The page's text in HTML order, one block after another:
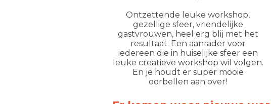
Ontzettende leuke workshop,
gezellige sfeer, vriendelijke
gastvrouwen, heel erg blij met het
resultaat. Een aanrader voor
iedereen die in huiselijke sfeer een
leuke creatieve workshop wil volgen.
En je houdt er super mooie
oorbellen aan over!